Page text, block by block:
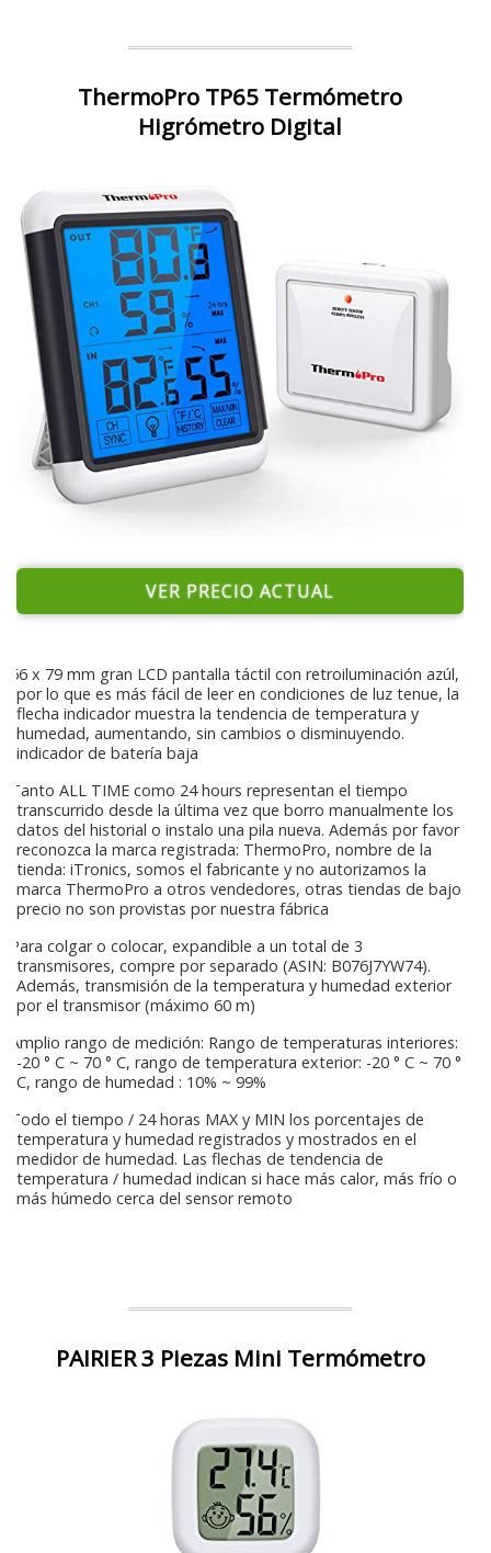
ThermoPro TP65 Termómetro
Higrómetro Digital
VER PRECIO ACTUAL
66 x 79 mm gran LCD pantalla táctil con retroiluminación azúl,
por lo que es más fácil de leer en condiciones de luz tenue, la
flecha indicador muestra la tendencia de temperatura y
humedad, aumentando, sin cambios o disminuyendo.
indicador de batería baja
Tanto ALL TIME como 24 hours representan el tiempo
transcurrido desde la última vez que borro manualmente los
datos del historial o instalo una pila nueva. Además por favor
reconozca la marca registrada: ThermoPro, nombre de la
tienda: iTronics, somos el fabricante y no autorizamos la
marca ThermoPro a otros vendedores, otras tiendas de bajo
precio no son provistas por nuestra fábrica
Para colgar o colocar, expandible a un total de 3
transmisores, compre por separado (ASIN: B076J7YW74).
Además, transmisión de la temperatura y humedad exterior
por el transmisor (máximo 60 m)
Amplio rango de medición: Rango de temperaturas interiores:
-20 ° C ~ 70 ° C, rango de temperatura exterior: -20 ° C ~ 70 °
C, rango de humedad : 10% ~ 99%
Todo el tiempo / 24 horas MAX y MIN los porcentajes de
temperatura y humedad registrados y mostrados en el
medidor de humedad. Las flechas de tendencia de
temperatura / humedad indican si hace más calor, más frío o
más húmedo cerca del sensor remoto
PAIRIER 3 Piezas Mini Termómetro